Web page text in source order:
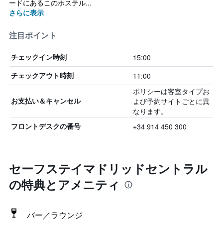
ードにあるこのホステル...
さらに表示
注目ポイント
チェックイン時刻 15:00
チェックアウト時刻 11:00
お支払い＆キャンセル
ポリシーは客室タイプお
よび予約サイトごとに異
なります。
フロントデスクの番号 +34 914 450 300
セーフステイマドリッドセントラル
の特典とアメニティ
バー／ラウンジ